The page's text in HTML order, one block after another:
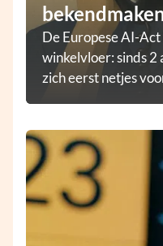
De Europese AI-
winkelvloer: sinds 2
zich eerst netjes